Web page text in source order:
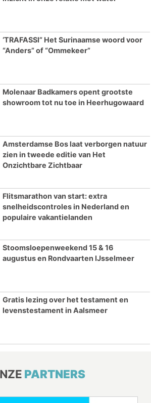
‘TRAFASSI” Het Surinaamse woord voor
“Anders” of “Ommekeer”
Molenaar Badkamers opent grootste
showroom tot nu toe in Heerhugowaard
Amsterdamse Bos laat verborgen natuur
zien in tweede editie van Het
Onzichtbare Zichtbaar
Flitsmarathon van start: extra
snelheidscontroles in Nederland en
populaire vakantielanden
Stoomsloepenweekend 15 & 16
augustus en Rondvaarten IJsselmeer
Gratis lezing over het testament en
levenstestament in Aalsmeer
PARTNERS